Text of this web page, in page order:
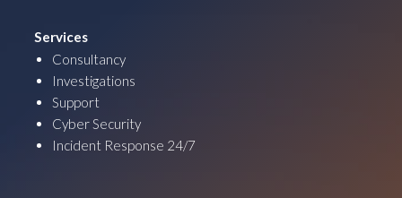
Services
Consultancy
Investigations
Support
Cyber Security
Incident Response 24/7